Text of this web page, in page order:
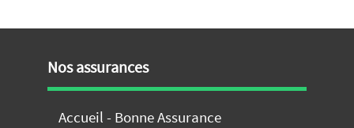
Nos assurances
Accueil - Bonne Assurance